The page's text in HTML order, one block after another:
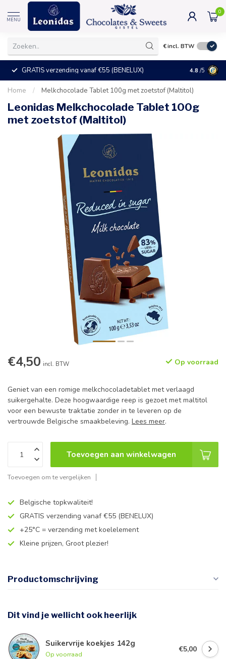
MENU
0
€incl. BTW
GRATIS verzending vanaf €55 (BENELUX) +25°C =
4.8 /5
Home / Melkchocolade Tablet 100g met zoetstof (Maltitol)
Leonidas Melkchocolade Tablet 100g
met zoetstof (Maltitol)
€4,50 incl. BTW Op voorraad
Geniet van een romige melkchocoladetablet met verlaagd
suikergehalte. Deze hoogwaardige reep is gezoet met maltitol
voor een bewuste traktatie zonder in te leveren op de
vertrouwde Belgische smaakbeleving. Lees meer.
Toevoegen aan winkelwagen
Toevoegen om te vergelijken
Belgische topkwaliteit!
GRATIS verzending vanaf €55 (BENELUX)
+25°C = verzending met koelelement
Kleine prijzen, Groot plezier!
Productomschrijving
Dit vind je wellicht ook heerlijk
Suikervrije koekjes 142g
Op voorraad
€5,00